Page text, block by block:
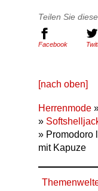
Teilen Sie
Facebook
[nach oben]
Herrenmode
»
» Promodoro
mit Kapuze